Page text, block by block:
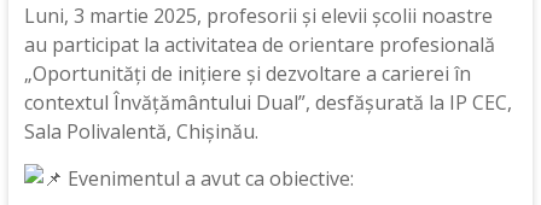
Luni, 3 martie 2025, profesorii și elevii școlii noastre
au participat la activitatea de orientare profesională
„Oportunități de inițiere și dezvoltare a carierei în
contextul Învățământului Dual”, desfășurată la IP CEC,
Sala Polivalentă, Chișinău.
Evenimentul a avut ca obiective: